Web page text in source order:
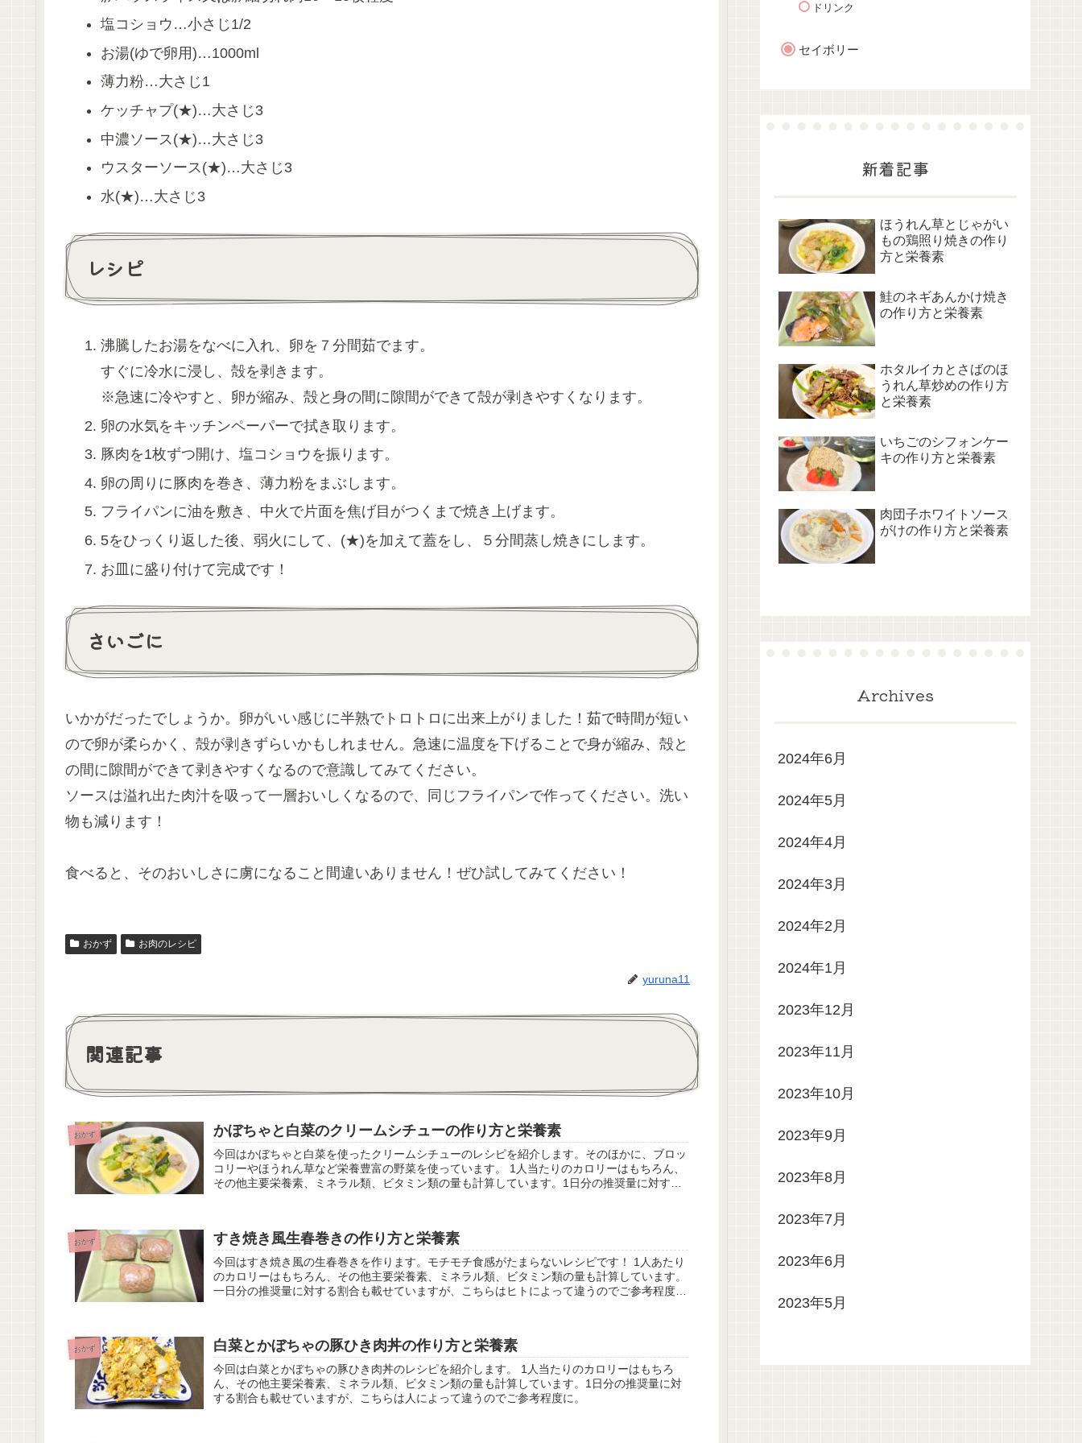
塩コショウ…小さじ1/2
お湯(ゆで卵用)…1000ml
薄力粉…大さじ1
ケッチャプ(★)…大さじ3
中濃ソース(★)…大さじ3
ウスターソース(★)…大さじ3
水(★)…大さじ3
レシピ
沸騰したお湯をなべに入れ、卵を７分間茹でます。
すぐに冷水に浸し、殻を剥きます。
※急速に冷やすと、卵が縮み、殻と身の間に隙間ができて殻が剥きやすくなります。
卵の水気をキッチンペーパーで拭き取ります。
豚肉を1枚ずつ開け、塩コショウを振ります。
卵の周りに豚肉を巻き、薄力粉をまぶします。
フライパンに油を敷き、中火で片面を焦げ目がつくまで焼き上げます。
5をひっくり返した後、弱火にして、(★)を加えて蓋をし、５分間蒸し焼きにします。
お皿に盛り付けて完成です！
さいごに
いかがだったでしょうか。卵がいい感じに半熟でトロトロに出来上がりました！茹で時間が短い
ので卵が柔らかく、殻が剥きずらいかもしれません。急速に温度を下げることで身が縮み、殻と
の間に隙間ができて剥きやすくなるので意識してみてください。
ソースは溢れ出た肉汁を吸って一層おいしくなるので、同じフライパンで作ってください。洗い
物も減ります！
食べると、そのおいしさに虜になること間違いありません！ぜひ試してみてください！
おかず お肉のレシピ
yuruna11
関連記事
おかず かぼちゃと白菜のクリームシチューの作り方と栄養素
今回はかぼちゃと白菜を使ったクリームシチューのレシピを紹介します。そのほかに、ブロッ
コリーやほうれん草など栄養豊富の野菜を使っています。 1人当たりのカロリーはもちろん、
その他主要栄養素、ミネラル類、ビタミン類の量も計算しています。1日分の推奨量に対する
おかず すき焼き風生春巻きの作り方と栄養素
今回はすき焼き風の生春巻きを作ります。モチモチ食感がたまらないレシピです！ 1人あたり
のカロリーはもちろん、その他主要栄養素、ミネラル類、ビタミン類の量も計算しています。
一日分の推奨量に対する割合も載せていますが、こちらはヒトによって違うのでご参考程度
おかず 白菜とかぼちゃの豚ひき肉丼の作り方と栄養素
今回は白菜とかぼちゃの豚ひき肉丼のレシピを紹介します。 1人当たりのカロリーはもちろ
ん、その他主要栄養素、ミネラル類、ビタミン類の量も計算しています。1日分の推奨量に対
する割合も載せていますが、こちらは人によって違うのでご参考程度に。
ドリンク
セイボリー
新着記事
ほうれん草とじゃがい
もの鶏照り焼きの作り
方と栄養素
鮭のネギあんかけ焼き
の作り方と栄養素
ホタルイカとさばのほ
うれん草炒めの作り方
と栄養素
いちごのシフォンケー
キの作り方と栄養素
肉団子ホワイトソース
がけの作り方と栄養素
Archives
2024年6月
2024年5月
2024年4月
2024年3月
2024年2月
2024年1月
2023年12月
2023年11月
2023年10月
2023年9月
2023年8月
2023年7月
2023年6月
2023年5月